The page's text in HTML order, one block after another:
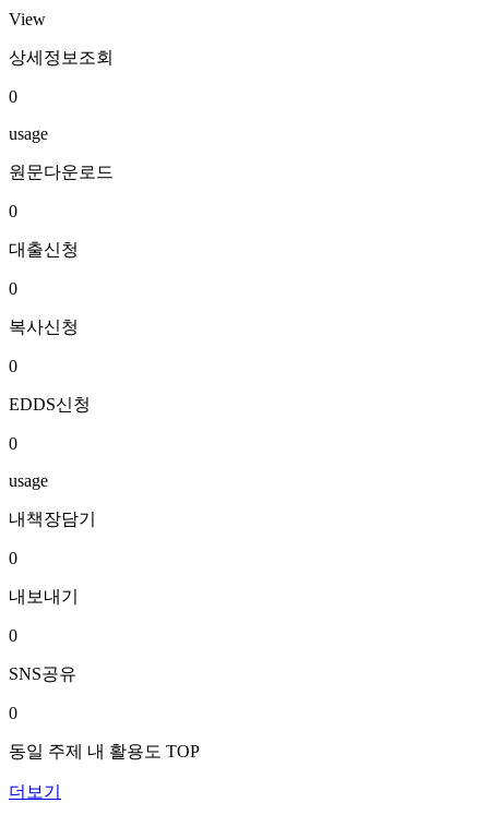
View
상세정보조회
0
usage
원문다운로드
0
대출신청
0
복사신청
0
EDDS신청
0
usage
내책장담기
0
내보내기
0
SNS공유
0
동일 주제 내 활용도 TOP
더보기